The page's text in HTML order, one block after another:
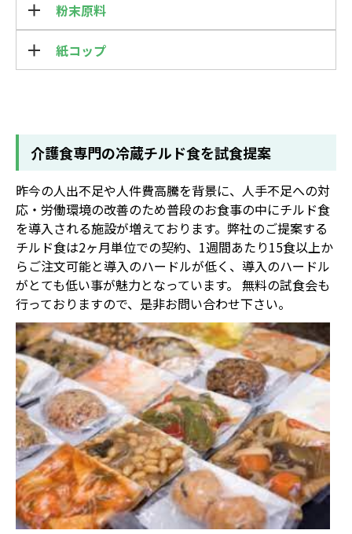
粉末原料
紙コップ
介護食専門の冷蔵チルド食を試食提案
昨今の人出不足や人件費高騰を背景に、人手不足への対
応・労働環境の改善のため普段のお食事の中にチルド食
を導入される施設が増えております。弊社のご提案する
チルド食は2ヶ月単位での契約、1週間あたり15食以上か
らご注文可能と導入のハードルが低く、導入のハードル
がとても低い事が魅力となっています。 無料の試食会も
行っておりますので、是非お問い合わせ下さい。